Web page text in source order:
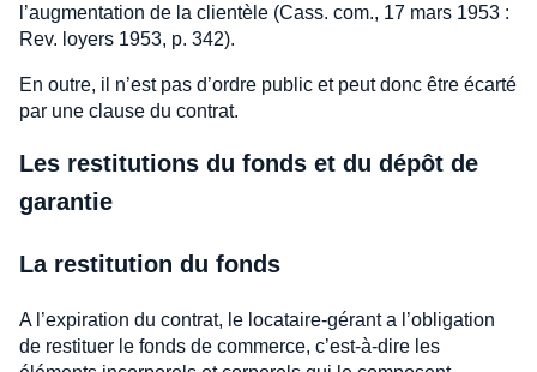
l’augmentation de la clientèle (Cass. com., 17 mars 1953 :
Rev. loyers 1953, p. 342).
En outre, il n’est pas d’ordre public et peut donc être écarté
par une clause du contrat.
Les restitutions du fonds et du dépôt de
garantie
La restitution du fonds
A l’expiration du contrat, le locataire-gérant a l’obligation
de restituer le fonds de commerce, c’est-à-dire les